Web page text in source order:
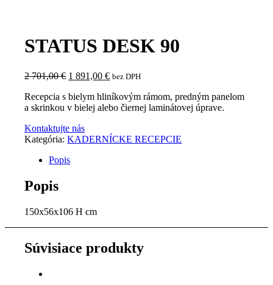
STATUS DESK 90
2 701,00€ Pôvodná
bola:
2
1 891,00€Aktuálna
je:
1
bez DPH
Recepcia s bielym hliníkovým rámom, predným panelom
a skrinkou v bielej alebo čiernej laminátovej úprave.
Kontaktujte nás
Kategória:KADERNÍCKE RECEPCIE
Popis
Popis
150x56x106 H cm
Súvisiace produkty